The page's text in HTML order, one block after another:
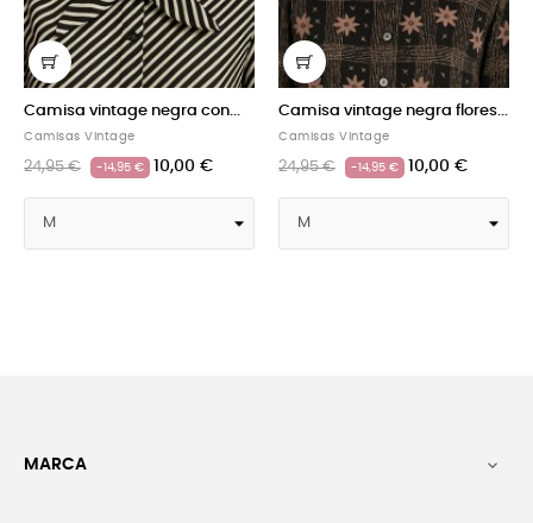
Camisa vintage negra con...
Camisas Vintage
24,95 € -14,95 € 10,00 €
Camisa vintage negra flores...
Camisas Vintage
24,95 € -14,95 € 10,00 €
MARCA 